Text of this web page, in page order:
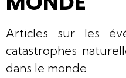
Articles sur les
catastrophes
dans le monde